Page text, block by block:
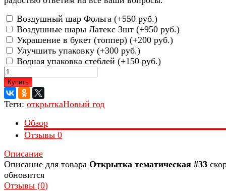
Воздушный шар Фольга (+550 руб.)
Воздушные шары Латекс 3шт (+950 руб.)
Украшение в букет (топпер) (+200 руб.)
Улучшить упаковку (+300 руб.)
Водная упаковка стеблей (+150 руб.)
Купить
Теги: открыткаНовый год
Обзор
Отзывы 0
Описание
Описание для товара Открытка тематическая #33
обновится
Отзывы (0)